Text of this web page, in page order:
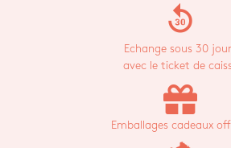
replay_30
Echange sous 30
avec le ticket de
Emballages cadeaux